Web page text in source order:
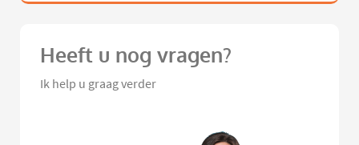
Heeft u nog vragen?
Ik help u graag verder